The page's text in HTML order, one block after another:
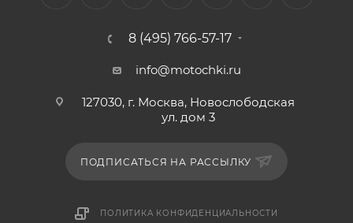
8 (495) 766-57-17
info@motochki.ru
127030, г. Москва, Новослободская
ул. дом 3
ПОДПИСАТЬСЯ НА РАССЫЛКУ
ПОЛИТИКА КОНФИДЕНЦИАЛЬНОСТИ